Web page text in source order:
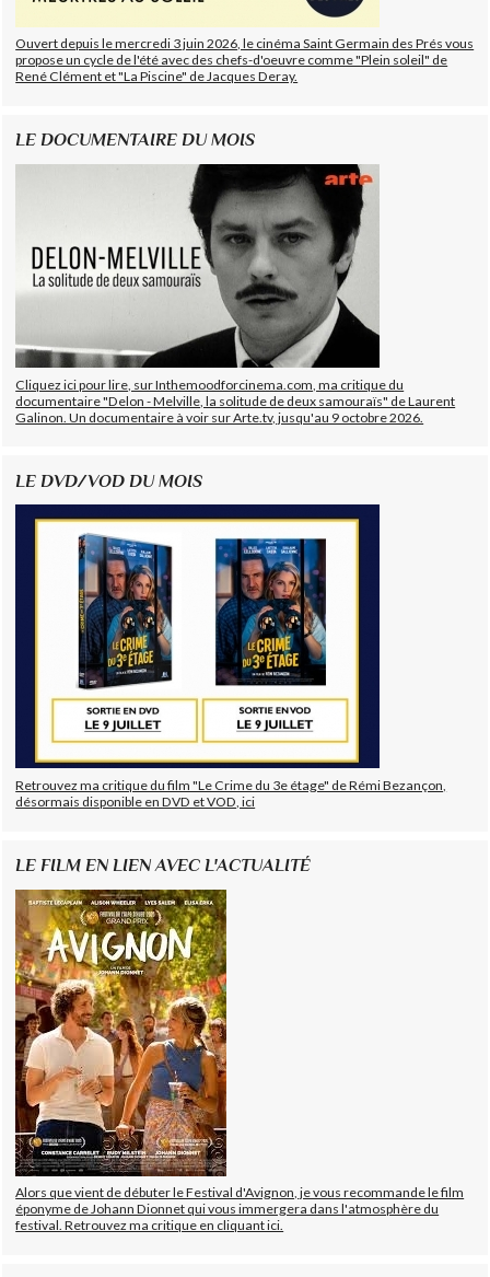
Ouvert depuis le mercredi 3 juin 2026, le cinéma Saint Germain des Prés vous
propose un cycle de l'été avec des chefs-d'oeuvre comme "Plein soleil" de
René Clément et "La Piscine" de Jacques Deray.
LE DOCUMENTAIRE DU MOIS
Cliquez ici pour lire, sur Inthemoodforcinema.com, ma critique du
documentaire "Delon - Melville, la solitude de deux samouraïs" de Laurent
Galinon. Un documentaire à voir sur Arte.tv, jusqu'au 9 octobre 2026.
LE DVD/VOD DU MOIS
Retrouvez ma critique du film "Le Crime du 3e étage" de Rémi Bezançon,
désormais disponible en DVD et VOD, ici
LE FILM EN LIEN AVEC L'ACTUALITÉ
Alors que vient de débuter le Festival d'Avignon, je vous recommande le film
éponyme de Johann Dionnet qui vous immergera dans l'atmosphère du
festival. Retrouvez ma critique en cliquant ici.